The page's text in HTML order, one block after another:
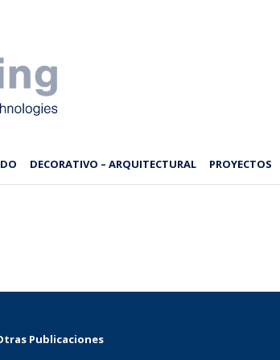
DECORATIVO – ARQUITECTURAL PROYECTOS
Publicaciones